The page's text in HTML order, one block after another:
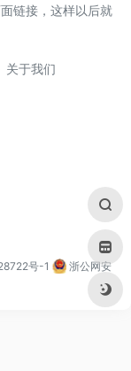
链接，这样以后就
关于我们
号-1
浙公网安